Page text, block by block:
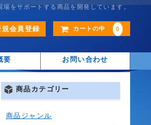
をサポートする商品を開発しています。
カートの中 0
規会員登録
要 お問い合わせ
商品カテゴリー
商品ジャンル